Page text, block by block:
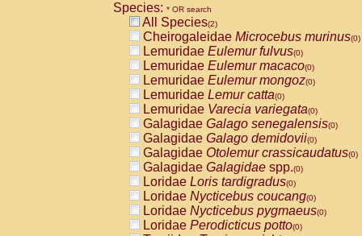
CebidaeCebus capucinus
CebidaeCebus nigrivittatus
CebidaeCebus spp.(0)
CebidaeSaimiri boliviensis(0)
CebidaeSaimiri sciureus(0)
AtelidaeAlouatta caraya(0)
AtelidaeAlouatta fusca(0)
AtelidaeAlouatta seniculus(0)
AtelidaeAlouattaspp.(0)
AtelidaeAteles belzebuth(0)
AtelidaeAteles geoffroyi(0)
AtelidaeAteles paniscus(0)
AtelidaeAtelesspp.(0)
AtelidaeLagothrix lagothricha(0)
AtelidaeLagothrix lagothricha cana
PitheciidaeCacajao calvus
Species: * OR search
All Species(2)
Cheirogaleidae Microcebus murinus(0)
Lemuridae Eulemur fulvus(0)
Lemuridae Eulemur macaco(0)
Lemuridae Eulemur mongoz(0)
Lemuridae Lemur catta(0)
Lemuridae Varecia variegata(0)
Galagidae Galago senegalensis(0)
Galagidae Galago demidovii(0)
Galagidae Otolemur crassicaudatus(0)
Galagidae Galagidae spp.(0)
Loridae Loris tardigradus(0)
Loridae Nycticebus coucang(0)
Loridae Nycticebus pygmaeus(0)
Loridae Perodicticus potto(0)